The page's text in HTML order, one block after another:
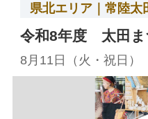
県北エリア｜常陸太
令和8年度 太田ま
8月11日（火・祝日）